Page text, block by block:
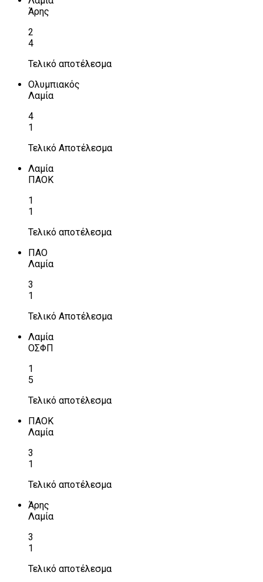
Άρης
2
4
Τελικό αποτέλεσμα
Ολυμπιακός
Λαμία
4
1
Τελικό Αποτέλεσμα
Λαμία
ΠΑΟΚ
1
1
Τελικό αποτέλεσμα
ΠΑΟ
Λαμία
3
1
Τελικό Αποτέλεσμα
Λαμία
ΟΣΦΠ
1
5
Τελικό αποτέλεσμα
ΠΑΟΚ
Λαμία
3
1
Τελικό αποτέλεσμα
Άρης
Λαμία
3
1
Τελικό αποτέλεσμα